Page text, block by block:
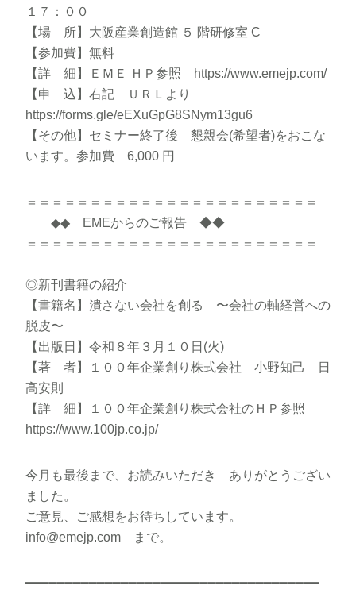
１７：００
【場 所】大阪産業創造館 ５ 階研修室 C
【参加費】無料
【詳 細】ＥＭＥ ＨＰ参照 https://www.emejp.com/
【申 込】右記 ＵＲＬより
https://forms.gle/eEXuGpG8SNym13gu6
【その他】セミナー終了後 懇親会(希望者)をおこな
います。参加費 6,000 円
＝＝＝＝＝＝＝＝＝＝＝＝＝＝＝＝＝＝＝＝＝＝＝
◆◆ EMEからのご報告 ◆◆
＝＝＝＝＝＝＝＝＝＝＝＝＝＝＝＝＝＝＝＝＝＝＝
◎新刊書籍の紹介
【書籍名】潰さない会社を創る 〜会社の軸経営への
脱皮〜
【出版日】令和８年３月１０日(火)
【著 者】１００年企業創り株式会社 小野知己 日
高安則
【詳 細】１００年企業創り株式会社のＨＰ参照
https://www.100jp.co.jp/
今月も最後まで、お読みいただき ありがとうござい
ました。
ご意見、ご感想をお待ちしています。
info@emejp.com まで。
━━━━━━━━━━━━━━━━━━━━━━━━━━━━━━━━━━━━━